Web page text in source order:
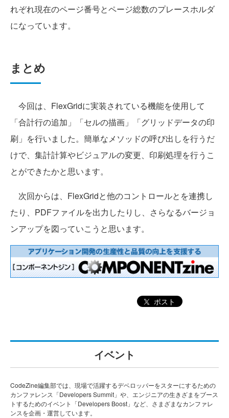
れぞれ現在のページ番号とページ総数のプレースホルダ
になっています。
まとめ
今回は、FlexGridに実装されている機能を使用して
「合計行の追加」「セルの描画」「グリッドデータの印
刷」を行いました。簡単なメソッドの呼び出しを行うだ
けで、集計計算やビジュアルの変更、印刷処理を行うこ
とができたかと思います。
次回からは、FlexGridと他のコントロールとを連携し
たり、PDFファイルを出力したりし、さらなるバージョ
ンアップを図っていこうと思います。
ポスト
イベント
CodeZine編集部では、現場で活躍するデベロッパーをスターにするための
カンファレンス「Developers Summit」や、エンジニアの生きざまをブース
トするためのイベント「Developers Boost」など、さまざまなカンファレ
ンスを企画・運営しています。